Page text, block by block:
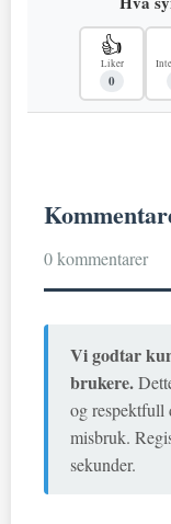
👍
Liker
0
0 kommentarer
Vi godtar
brukere.
og respektfull
misbruk.
sekunder.